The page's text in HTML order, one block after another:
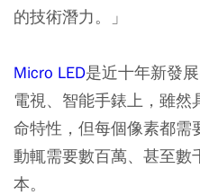
的技術潛力。」
Micro LED是近十年新發
電視、智能手錶上，雖然
命特性，但每個像素都需
動輒需要數百萬、甚至數
本。